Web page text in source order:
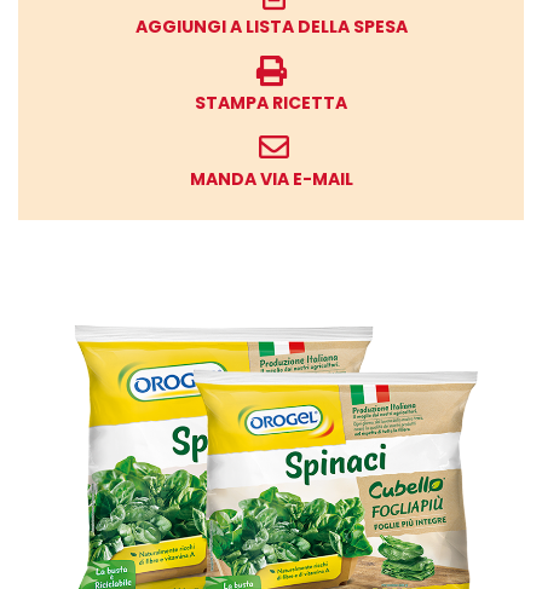
AGGIUNGI A LISTA DELLA SPESA
STAMPA RICETTA
MANDA VIA E-MAIL